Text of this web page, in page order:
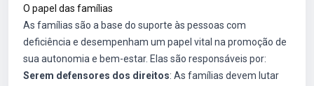
O papel das famílias
As famílias são a base do suporte às pessoas com
deficiência e desempenham um papel vital na promoção de
sua autonomia e bem-estar. Elas são responsáveis por:
Serem defensores dos direitos: As famílias devem lutar